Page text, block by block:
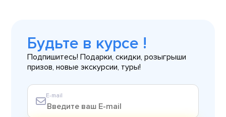
Будьте в курсе !
Подпишитесь! Подарки, скидки, розыгрыши
призов, новые экскурсии, туры!
E-mail